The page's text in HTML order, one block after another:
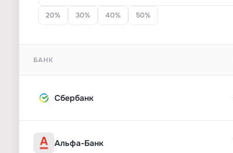
20% 30% 40% 50%
БАНК
Сбербанк
Альфа-Банк